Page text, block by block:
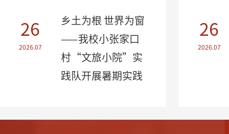
26
2026.07
乡土为根 世界为窗
——我校小张家口
村“文旅小院”实
践队开展暑期实践
26
2026.07